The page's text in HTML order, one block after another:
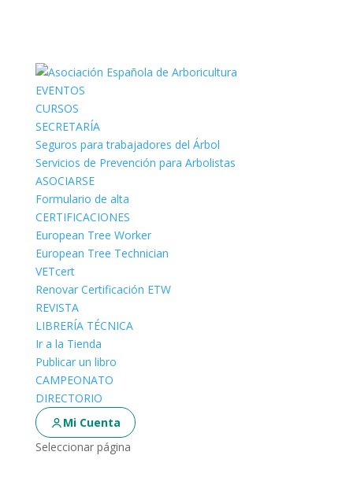
EVENTOS
CURSOS
SECRETARÍA
Seguros para trabajadores del Árbol
Servicios de Prevención para Arbolistas
ASOCIARSE
Formulario de alta
CERTIFICACIONES
European Tree Worker
European Tree Technician
VETcert
Renovar Certificación ETW
REVISTA
LIBRERÍA TÉCNICA
Ir a la Tienda
Publicar un libro
CAMPEONATO
DIRECTORIO
Mi Cuenta
Seleccionar página